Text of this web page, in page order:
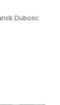
Dubosc